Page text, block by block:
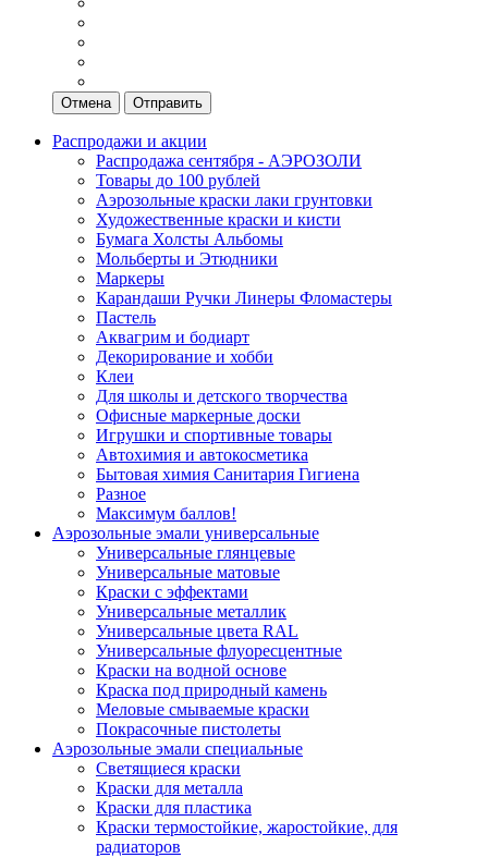
Отмена Отправить
Распродажи и акции
Распродажа сентября - АЭРОЗОЛИ
Товары до 100 рублей
Аэрозольные краски лаки грунтовки
Художественные краски и кисти
Бумага Холсты Альбомы
Мольберты и Этюдники
Маркеры
Карандаши Ручки Линеры Фломастеры
Пастель
Аквагрим и бодиарт
Декорирование и хобби
Клеи
Для школы и детского творчества
Офисные маркерные доски
Игрушки и спортивные товары
Автохимия и автокосметика
Бытовая химия Санитария Гигиена
Разное
Максимум баллов!
Аэрозольные эмали универсальные
Универсальные глянцевые
Универсальные матовые
Краски с эффектами
Универсальные металлик
Универсальные цвета RAL
Универсальные флуоресцентные
Краски на водной основе
Краска под природный камень
Меловые смываемые краски
Покрасочные пистолеты
Аэрозольные эмали специальные
Светящиеся краски
Краски для металла
Краски для пластика
Краски термостойкие, жаростойкие, для
радиаторов